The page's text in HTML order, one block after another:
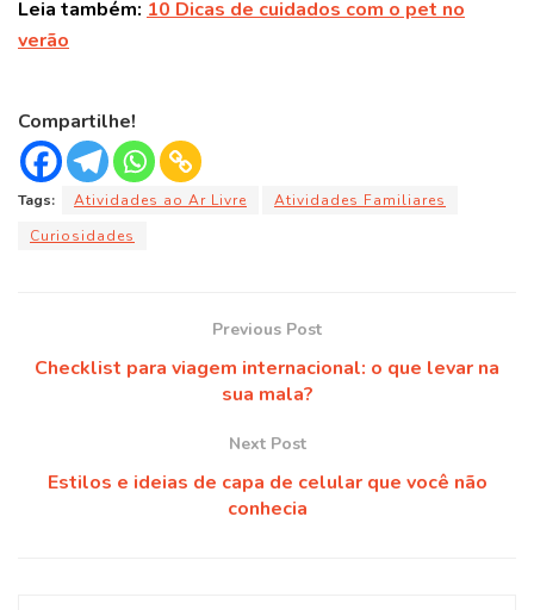
Leia também: 10 Dicas de cuidados com o pet no
verão
Compartilhe!
Tags: Atividades ao Ar Livre
Atividades Familiares
Curiosidades
Previous Post
Checklist para viagem internacional: o que levar na
sua mala?
Next Post
Estilos e ideias de capa de celular que você não
conhecia